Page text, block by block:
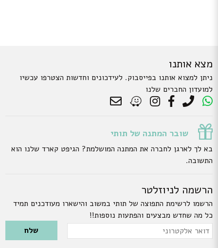
מצא אותנו
ניתן למצוא אותנו בפייסבוק. לעידכונים וחדשות הצטרפו עכשיו
למועדון החברים שלנו
שובר המתנה של תותי
בא לך לארגן לחברה את המתנה המושלמת? הגיפט קארד שלנו הוא
התשובה.
הרשמה לניוזלטר
הרשמו לרשימת התפוצה של תותי במשוב והישארו מעודכנים תמיד
כל מה שחדש מבצעים והפתעות נוספות!!
Please leave this field empty.
דואר